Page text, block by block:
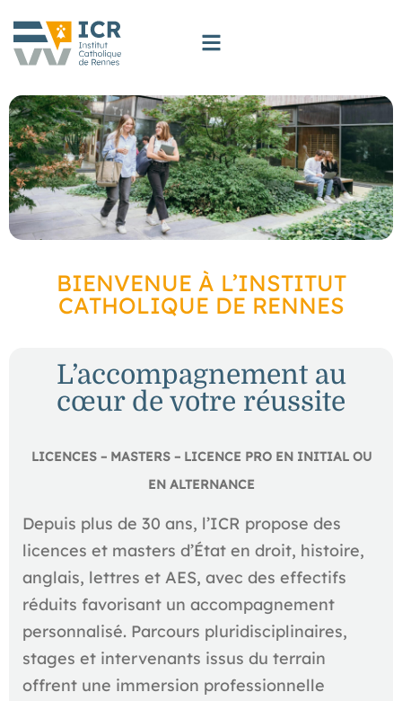
BIENVENUE À L’INSTITUT
CATHOLIQUE DE RENNES
L’accompagnement au
cœur de votre réussite
LICENCES – MASTERS – LICENCE PRO EN INITIAL OU
EN ALTERNANCE
Depuis plus de 30 ans, l’ICR propose des
licences et masters d’État en droit, histoire,
anglais, lettres et AES, avec des effectifs
réduits favorisant un accompagnement
personnalisé. Parcours pluridisciplinaires,
stages et intervenants issus du terrain
offrent une immersion professionnelle